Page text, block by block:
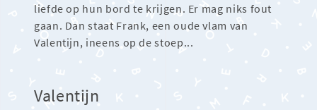
liefde op hun bord te krijgen. Er mag niks fout
gaan. Dan staat Frank, een oude vlam van
Valentijn, ineens op de stoep...
Valentijn